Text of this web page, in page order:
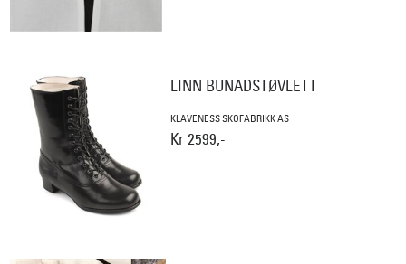
LINN BUNADSTØVLETT
KLAVENESS SKOFABRIKK AS
Kr 2599,-